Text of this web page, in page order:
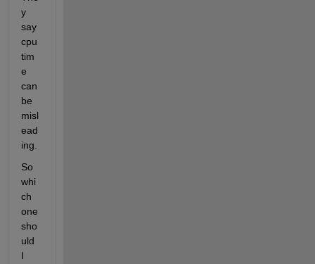
y
say
cpu
tim
e
can
be
misl
ead
ing.
So
whi
ch
one
sho
uld
I